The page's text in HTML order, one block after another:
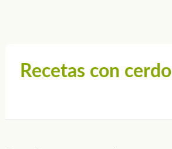
Recetas con cerdo